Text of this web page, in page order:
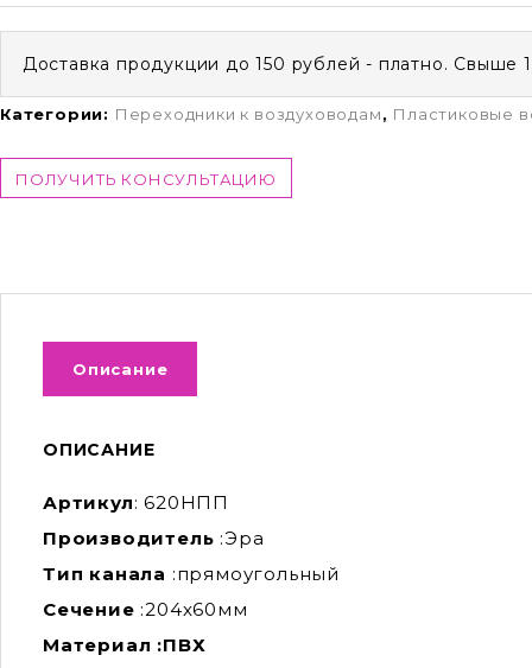
Доставка продукции до 150 рублей - платно. Свыше
Категории: Переходники к воздуховодам, Пластиковые
ПОЛУЧИТЬ КОНСУЛЬТАЦИЮ
Описание
ОПИСАНИЕ
Артикул: 620НПП
Производитель :Эра
Тип канала :прямоугольный
Сечение :204x60мм
Материал :ПВХ